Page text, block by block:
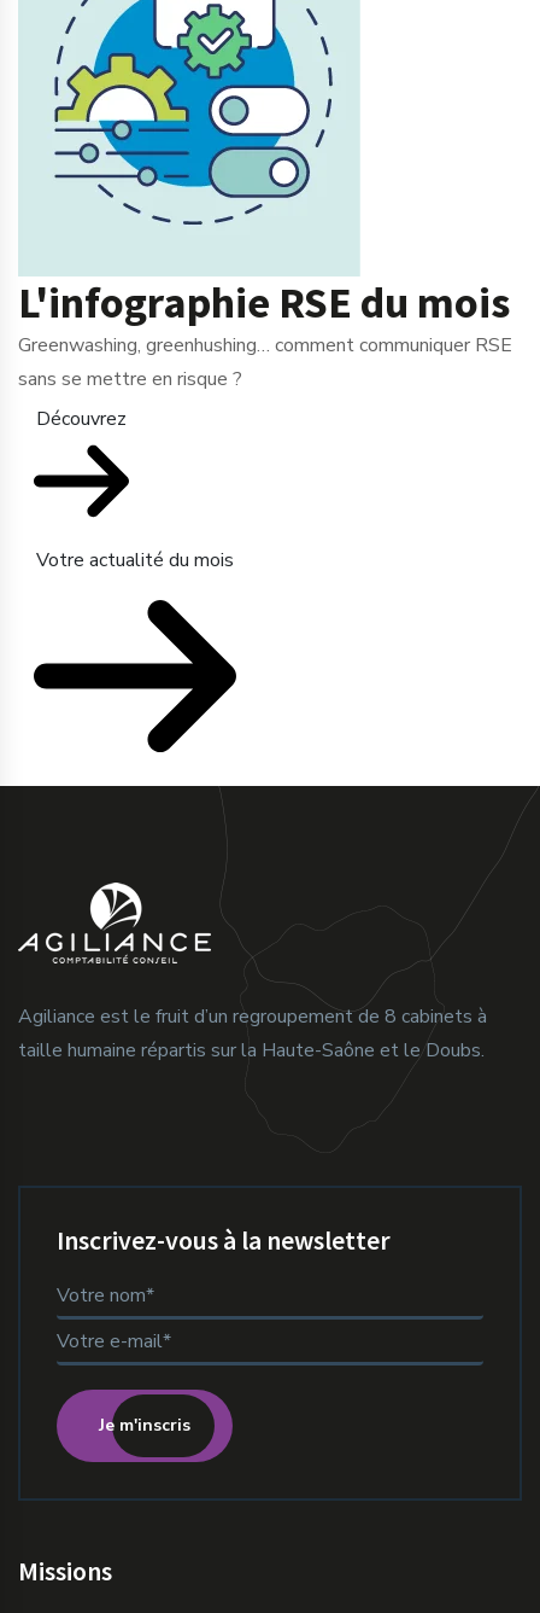
L'infographie RSE du mois
Greenwashing, greenhushing… comment communiquer RSE
sans se mettre en risque ?
Découvrez
Votre actualité du mois
Agiliance est le fruit d’un regroupement de 8 cabinets à
taille humaine répartis sur la Haute-Saône et le Doubs.
Inscrivez-vous à la newsletter
Je m'inscris
Missions